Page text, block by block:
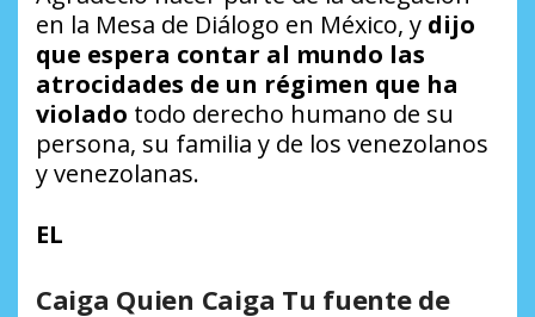
en la Mesa de Diálogo en México, y dijo
que espera contar al mundo las
atrocidades de un régimen que ha
violado todo derecho humano de su
persona, su familia y de los venezolanos
y venezolanas.
EL
Caiga Quien Caiga Tu fuente de